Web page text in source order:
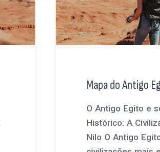
Mapa do Antigo
O Antigo Egito e
Histórico: A
Nilo O Antigo